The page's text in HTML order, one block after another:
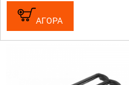
ΑΓΟΡΑ